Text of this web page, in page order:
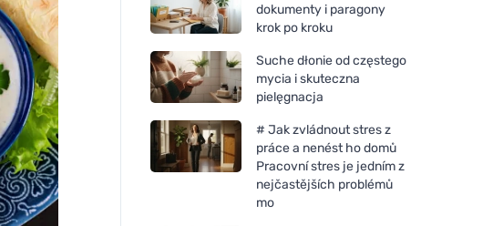
dokumenty i paragony
krok po kroku
Suche dłonie od częstego
mycia i skuteczna
pielęgnacja
# Jak zvládnout stres z
práce a nenést ho domů
Pracovní stres je jedním z
nejčastějších problémů
mo